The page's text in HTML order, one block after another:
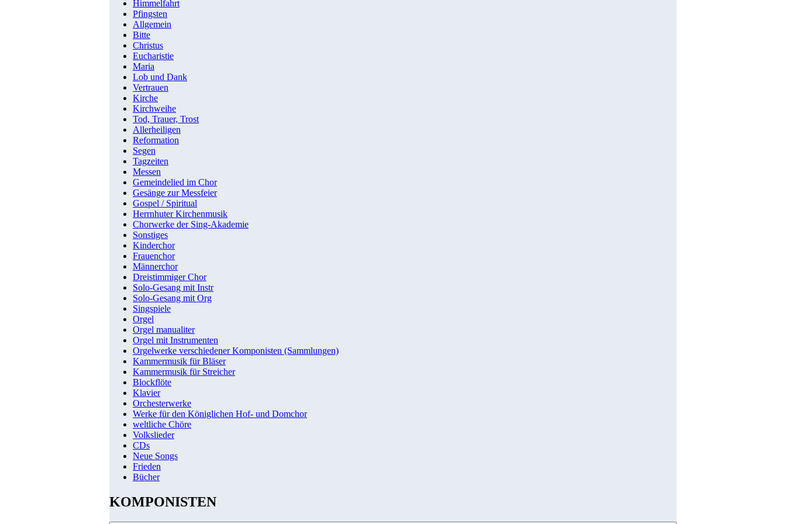
Himmelfahrt
Pfingsten
Allgemein
Bitte
Christus
Eucharistie
Maria
Lob und Dank
Vertrauen
Kirche
Kirchweihe
Tod, Trauer, Trost
Allerheiligen
Reformation
Segen
Tagzeiten
Messen
Gemeindelied im Chor
Gesänge zur Messfeier
Gospel / Spiritual
Herrnhuter Kirchenmusik
Chorwerke der Sing-Akademie
Sonstiges
Kinderchor
Frauenchor
Männerchor
Dreistimmiger Chor
Solo-Gesang mit Instr
Solo-Gesang mit Org
Singspiele
Orgel
Orgel manualiter
Orgel mit Instrumenten
Orgelwerke verschiedener Komponisten (Sammlungen)
Kammermusik für Bläser
Kammermusik für Streicher
Blockflöte
Klavier
Orchesterwerke
Werke für den Königlichen Hof- und Domchor
weltliche Chöre
Volkslieder
CDs
Neue Songs
Frieden
Bücher
KOMPONISTEN